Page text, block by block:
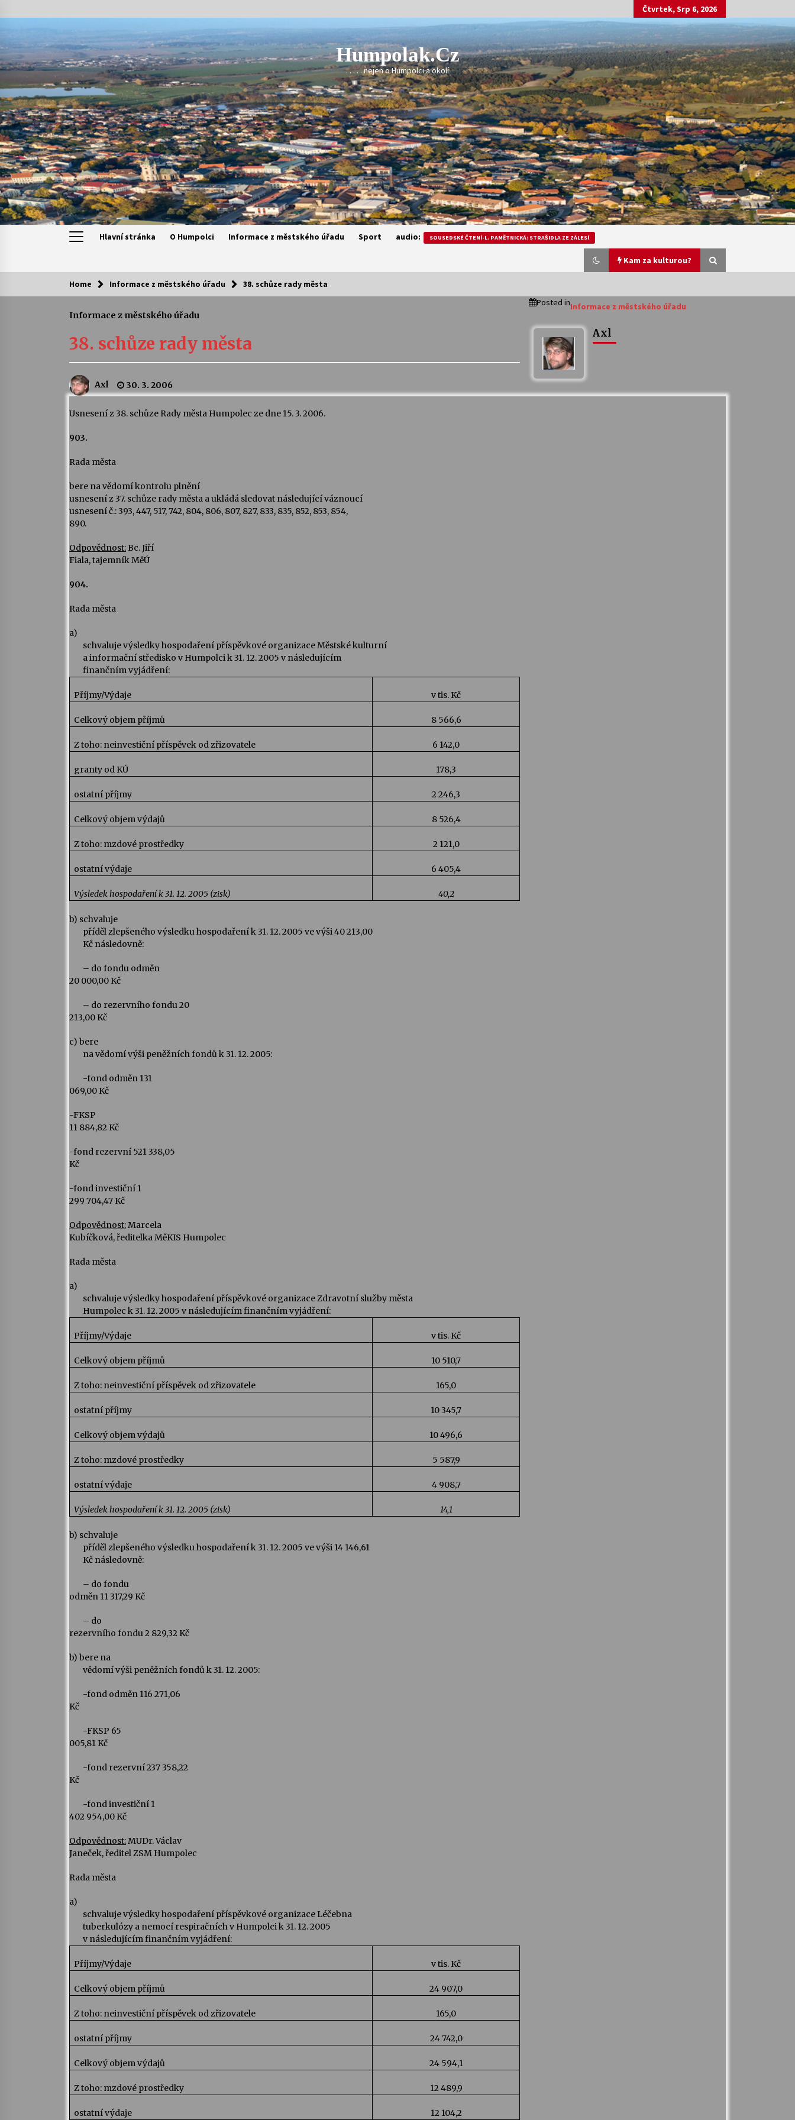
to
Čtvrtek, Srp 6, 2026
Humpolak.cz
. . . . . nejen o Humpolci a okolí
Hlavní stránka O Humpolci Informace z městského úřadu Sport audio: SOUSEDSKÉ ČTENÍ-L. PAMĚTNICKÁ: STRAŠIDLA ZE ZÁLESÍ
Kam za kulturou?
Kam za kulturou?
Camerata a Sukuba Ensemble
4. 8. 2026
Veselí muzikanti
30. 7. 2026
Pozvánka na integrační festival
Quijotova šedesátka: 28. 7.–1. 8.
28. 7. 2026
23. 7. 2026
Za kulturou kousek za Humpolec. V
Želivě ožije odkaz Josefa Čapka
13. 7. 2026
Home Informace z městského úřadu 38. schůze rady města
Informace z městského úřadu
38. schůze rady města
Axl 30. 3. 2006
Usnesení z 38. schůze Rady města Humpolec ze dne 15. 3. 2006.
903.
Rada města
bere na vědomí kontrolu plnění
usnesení z 37. schůze rady města a ukládá sledovat následující váznoucí
usnesení č.: 393, 447, 517, 742, 804, 806, 807, 827, 833, 835, 852, 853, 854,
890.
Odpovědnost: Bc. Jiří
Fiala, tajemník MěÚ
904.
Rada města
a)
schvaluje výsledky hospodaření příspěvkové organizace Městské kulturní
a informační středisko v Humpolci k 31. 12. 2005 v následujícím
finančním vyjádření:
Příjmy/Výdaje v tis. Kč
Celkový objem příjmů 8 566,6
Z toho: neinvestiční příspěvek od zřizovatele 6 142,0
granty od KÚ 178,3
ostatní příjmy 2 246,3
Celkový objem výdajů 8 526,4
Z toho: mzdové prostředky 2 121,0
ostatní výdaje 6 405,4
Výsledek hospodaření k 31. 12. 2005 (zisk) 40,2
b) schvaluje
příděl zlepšeného výsledku hospodaření k 31. 12. 2005 ve výši 40 213,00
Kč následovně:
– do fondu odměn
20 000,00 Kč
– do rezervního fondu 20
213,00 Kč
c) bere
na vědomí výši peněžních fondů k 31. 12. 2005:
-fond odměn 131
069,00 Kč
-FKSP
11 884,82 Kč
-fond rezervní 521 338,05
Kč
-fond investiční 1
299 704,47 Kč
Odpovědnost:Marcela
Kubíčková, ředitelka MěKIS Humpolec
Rada města
a)
schvaluje výsledky hospodaření příspěvkové organizace Zdravotní služby města
Humpolec k 31. 12. 2005 v následujícím finančním vyjádření:
Příjmy/Výdaje v tis. Kč
Celkový objem příjmů 10 510,7
Z toho: neinvestiční příspěvek od zřizovatele 165,0
ostatní příjmy 10 345,7
Celkový objem výdajů 10 496,6
Z toho: mzdové prostředky 5 587,9
ostatní výdaje 4 908,7
Výsledek hospodaření k 31. 12. 2005 (zisk) 14,1
b) schvaluje
příděl zlepšeného výsledku hospodaření k 31. 12. 2005 ve výši 14 146,61
Kč následovně:
– do fondu
odměn 11 317,29 Kč
– do
rezervního fondu 2 829,32 Kč
b) bere na
vědomí výši peněžních fondů k 31. 12. 2005:
-fond odměn 116 271,06
Kč
-FKSP 65
005,81 Kč
-fond rezervní 237 358,22
Kč
-fond investiční 1
402 954,00 Kč
Odpovědnost:MUDr. Václav
Janeček, ředitel ZSM Humpolec
Rada města
a)
schvaluje výsledky hospodaření příspěvkové organizace Léčebna
tuberkulózy a nemocí respiračních v Humpolci k 31. 12. 2005
v následujícím finančním vyjádření:
Příjmy/Výdaje v tis. Kč
Celkový objem příjmů 24 907,0
Z toho: neinvestiční příspěvek od zřizovatele 165,0
ostatní příjmy 24 742,0
Celkový objem výdajů 24 594,1
Z toho: mzdové prostředky 12 489,9
ostatní výdaje 12 104,2
Posted inInformace z městského úřadu
Axl